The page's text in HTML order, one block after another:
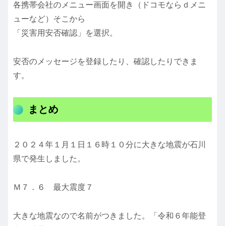
各携帯会社のメニュー画面を開き（ドコモならｄメニ
ューなど）そこから
「災害用安否確認」を選択。
安否のメッセージを登録したり、確認したりできま
す。
まとめ
２０２４年１月１日１６時１０分に大きな地震が石川
県で発生しました。
Ｍ７．６ 最大震度７
大きな地震なので名前がつきました。「令和６年能登